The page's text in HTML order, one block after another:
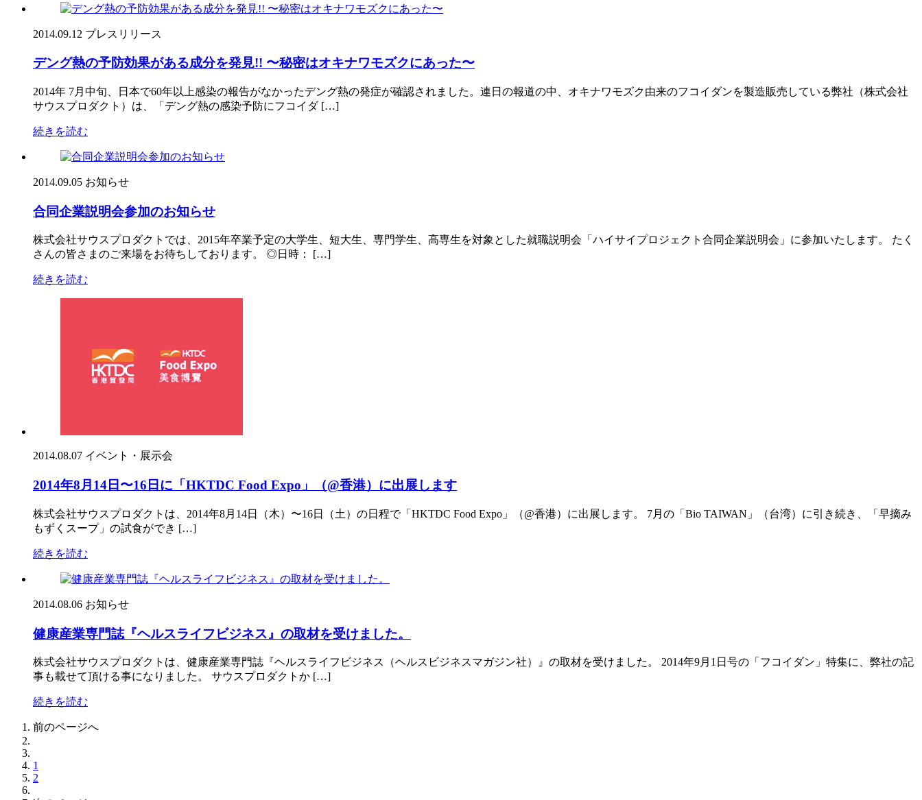
2014.09.12 プレスリリース
デング熱の予防効果がある成分を発見!! 〜秘密はオキナワモズクにあった〜
2014年 7月中旬、日本で60年以上感染の報告がなかったデング熱の発症が確認されました。連日の報道の中、オキナワモズク由来のフコイダンを製造販売している弊社（株式会社
サウスプロダクト）は、「デング熱の感染予防にフコイダ […]
続きを読む
2014.09.05 お知らせ
合同企業説明会参加のお知らせ
株式会社サウスプロダクトでは、2015年卒業予定の大学生、短大生、専門学生、高専生を対象とした就職説明会「ハイサイプロジェクト合同企業説明会」に参加いたします。 たく
さんの皆さまのご来場をお待ちしております。 ◎日時： […]
続きを読む
2014.08.07 イベント・展示会
2014年8月14日〜16日に「HKTDC Food Expo」（@香港）に出展します
株式会社サウスプロダクトは、2014年8月14日（木）〜16日（土）の日程で「HKTDC Food Expo」（@香港）に出展します。 7月の「Bio TAIWAN」（台湾）に引き続き、「早摘み
もずくスープ」の試食ができ […]
続きを読む
2014.08.06 お知らせ
健康産業専門誌『ヘルスライフビジネス』の取材を受けました。
株式会社サウスプロダクトは、健康産業専門誌『ヘルスライフビジネス（ヘルスビジネスマガジン社）』の取材を受けました。 2014年9月1日号の「フコイダン」特集に、弊社の記
事も載せて頂ける事になりました。 サウスプロダクトか […]
続きを読む
前のページへ
1
2